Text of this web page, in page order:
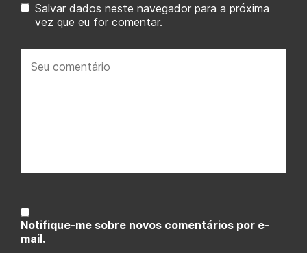
Salvar dados neste navegador para a próxima
vez que eu for comentar.
comentário:
Notifique-me sobre novos comentários por e-
mail.